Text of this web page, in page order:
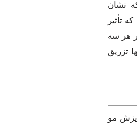
که نشان
تأثیر
هر سه
تزریق
مو